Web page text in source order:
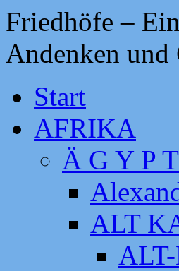
Start
AFRIKA
Ä G Y P
ALT